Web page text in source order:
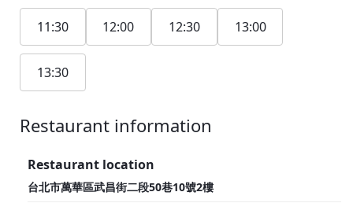
11:30 12:00 12:30 13:00
13:30
Restaurant information
1F
Restaurant location
台北市萬華區武昌街二段50巷10號2樓